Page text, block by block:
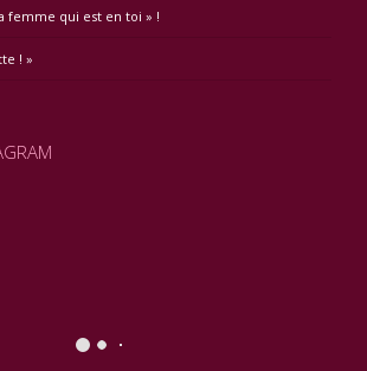
femme qui est en toi » !
! »